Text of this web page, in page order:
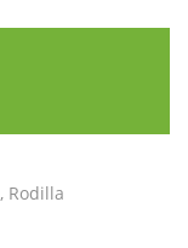
, Rodilla